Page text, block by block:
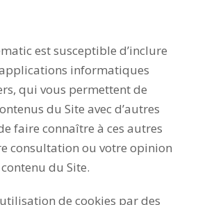
est susceptible d’inclure
informatiques
qui vous permettent de
du Site avec d’autres
faire connaître à ces autres
consultation ou votre opinion
du Site.
de cookies par des